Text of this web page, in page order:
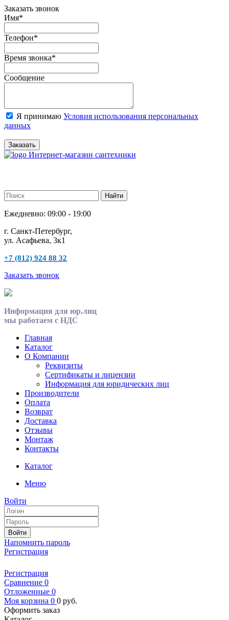
Заказать звонок
Имя*
Телефон*
Время звонка*
Сообщение
Я принимаю Условия использования персональных
данных
Заказать
Интернет-магазин сантехники
Ежедневно: 09:00 - 19:00
г. Санкт-Петербург,
ул. Асафьева, 3к1
+7 (812) 924 88 32
Заказать звонок
Информация для юр.лиц
мы работаем с НДС
Главная
Каталог
О Компании
Реквизиты
Сертификаты и лицензии
Информация для юридических лиц
Производители
Оплата
Возврат
Доставка
Отзывы
Монтаж
Контакты
Каталог
Меню
Войти
Войти
Напомнить пароль
Регистрация
Регистрация
Сравнение 0
Отложенные 0
Моя корзина 0 0 руб.
Оформить заказ